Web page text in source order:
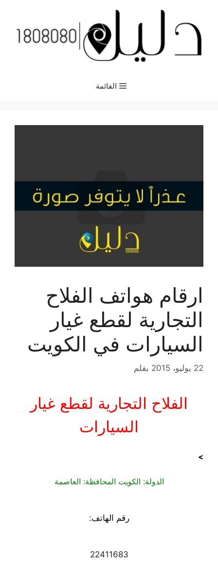
المحتوى
القائمة
ارقام هواتف الفلاح
التجارية لقطع غيار
السيارات في الكويت
22 يوليو، 2015 بقلم
الفلاح التجارية لقطع غيار
السيارات
>
الدولة: الكويت المحافظة: العاصمة
رقم الهاتف:
22411683